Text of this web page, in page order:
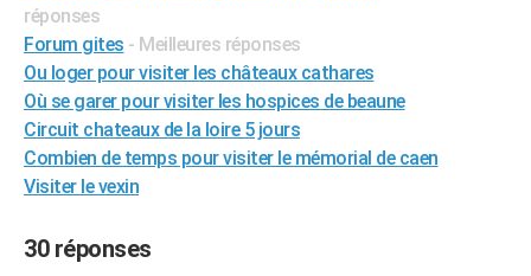
Alimentation
Guide de la santé
Maladies
Médicaments
Sommeil
VOYAGE
Destinations
City break
Voyage nature
Voyage de noces
Forum
Climat
+PHOTO
GUIDES D'ACHAT
BONS PLANS
Carte de Noël
Carte Bonne année
Carte Saint-Valentin
Carte Pâques
Carte d'anniversaire
DICTIONNAIRE
réponses
Forum gites - Meilleures réponses
Ou loger pour visiter les châteaux cathares
Où se garer pour visiter les hospices de beaune
Circuit chateaux de la loire 5 jours
Combien de temps pour visiter le mémorial de caen
Visiter le vexin
30 réponses